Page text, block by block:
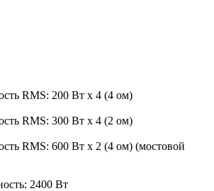
RMS: 200 Вт х 4 (4 ом)
RMS: 300 Вт х 4 (2 ом)
RMS: 600 Вт х 2 (4 ом) (мостовой
2400 Вт